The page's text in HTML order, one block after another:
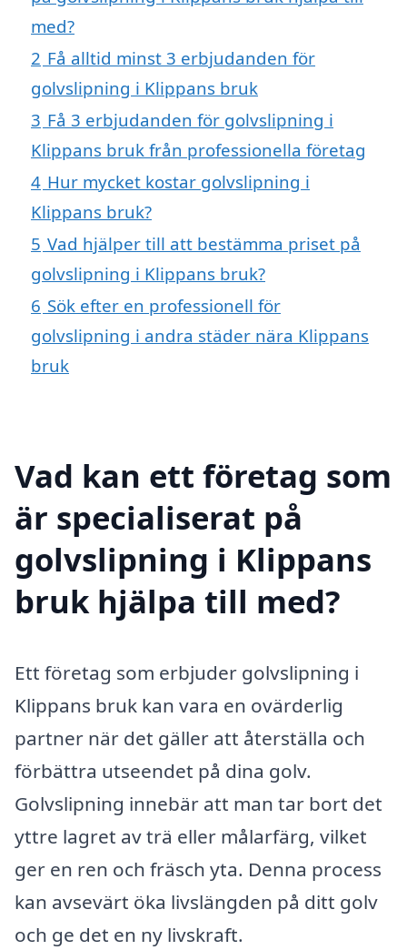
med?
2 Få alltid minst 3 erbjudanden för
golvslipning i Klippans bruk
3 Få 3 erbjudanden för golvslipning i
Klippans bruk från professionella företag
4 Hur mycket kostar golvslipning i
Klippans bruk?
5 Vad hjälper till att bestämma priset på
golvslipning i Klippans bruk?
6 Sök efter en professionell för
golvslipning i andra städer nära Klippans
bruk
Vad kan ett företag som
är specialiserat på
golvslipning i Klippans
bruk hjälpa till med?
Ett företag som erbjuder golvslipning i
Klippans bruk kan vara en ovärderlig
partner när det gäller att återställa och
förbättra utseendet på dina golv.
Golvslipning innebär att man tar bort det
yttre lagret av trä eller målarfärg, vilket
ger en ren och fräsch yta. Denna process
kan avsevärt öka livslängden på ditt golv
och ge det en ny livskraft.